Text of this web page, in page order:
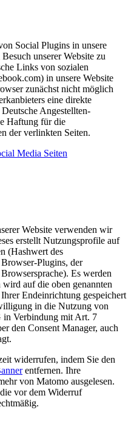
Social Plugins in unsere
unserer Website zu
Links von sozialen
in unsere Website
zunächst nicht möglich
eine direkte
Angestellten-
Haftung für die
der verlinkten Seiten.
Media Seiten
Website verwenden wir
erstellt Nutzungsprofile auf
(Hashwert des
Plugins, der
Es werden
auf die oben genannten
Endeinrichtung gespeichert
in die Nutzung von
Verbindung mit Art. 7
den Consent Manager, auch
widerrufen, indem Sie den
entfernen. Ihre
von Matomo ausgelesen.
vor dem Widerruf